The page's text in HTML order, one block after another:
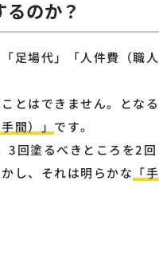
のか？
足場代」「人件費（職人
とはできません。となる
間）」 です。
3回塗るべきところを2回
し、それは明らかな 「手